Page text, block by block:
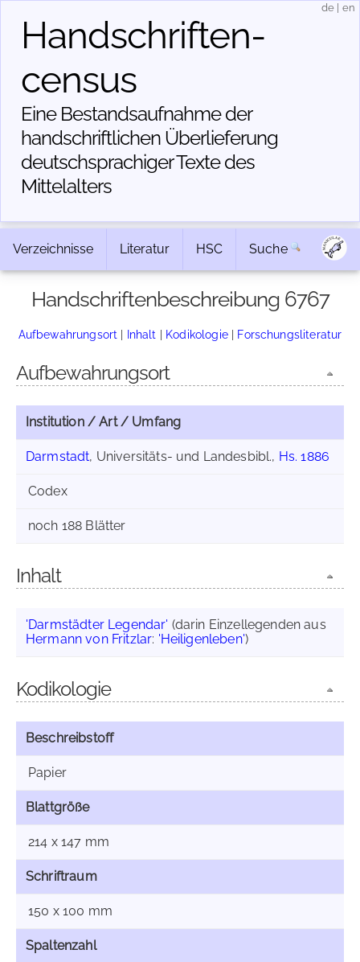
Handschriften­
census
Eine Bestandsaufnahme der
handschriftlichen Über­lieferung
deutschsprachiger Texte des
Mittelalters
de en
Verzeichnisse Literatur HSC Suche
Handschriftenbeschreibung 6767
Aufbewahrungsort | Inhalt | Kodikologie| Forschungsliteratur
Aufbewahrungsort
Institution / Art / Umfang
Darmstadt, Universitäts- und Landesbibl., Hs. 1886
Codex
noch 188 Blätter
Inhalt
'Darmstädter Legendar' (darin Einzellegenden aus
Hermann von Fritzlar: 'Heiligenleben')
Kodikologie
Beschreibstoff
Papier
Blattgröße
214 x 147 mm
Schriftraum
150 x 100 mm
Spaltenzahl